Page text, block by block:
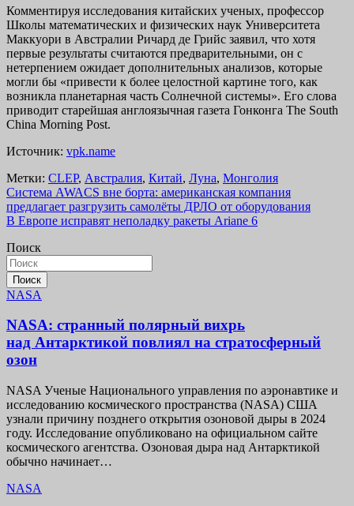
Комментируя исследования китайских ученых, профессор
Школы математических и физических наук Университета
Маккуори в Австралии Ричард де Грийс заявил, что хотя
первые результаты считаются предварительными, он с
нетерпением ожидает дополнительных анализов, которые
могли бы «привести к более целостной картине того, как
возникла планетарная часть Солнечной системы». Его слова
приводит старейшая англоязычная газета Гонконга The South
China Morning Post.
Источник: vpk.name
Метки: CLEP, Австpалия, Китай, Луна, Монголия
Навигация
по
Система AWACS вне борта: американская компания
предлагает разгрузить самолёты ДРЛО от оборудования
В Европе исправят неполадку ракеты Ariane 6
Поиск
Поиск
NASA
NASA: странный полярный вихрь
над Антарктикой повлиял на стратосферный
озон
NASA Ученые Национального управления по аэронавтике и
исследованию космического пространства (NASA) США
узнали причину позднего открытия озоновой дыры в 2024
году. Исследование опубликовано на официальном сайте
космического агентства. Озоновая дыра над Антарктикой
обычно начинает…
NASA